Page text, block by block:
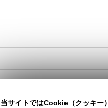
当サイトではCookie（クッキー